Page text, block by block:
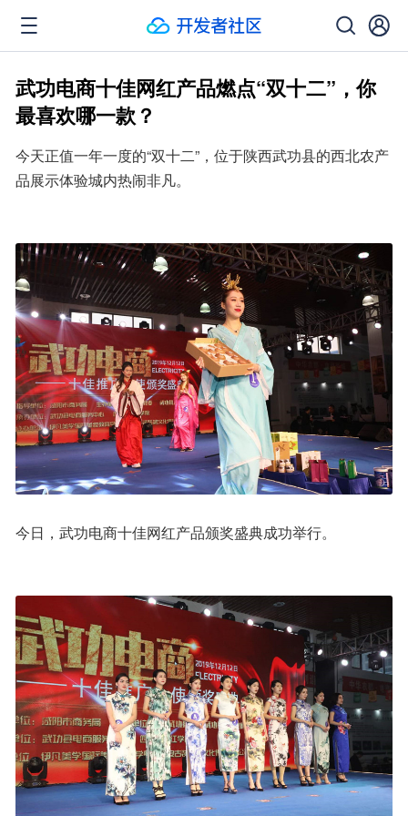
武功电商十佳网红产品燃点“双十二”，你
最喜欢哪一款？
今天正值一年一度的“双十二”，位于陕西武功县的西北农产
品展示体验城内热闹非凡。
今日，武功电商十佳网红产品颁奖盛典成功举行。